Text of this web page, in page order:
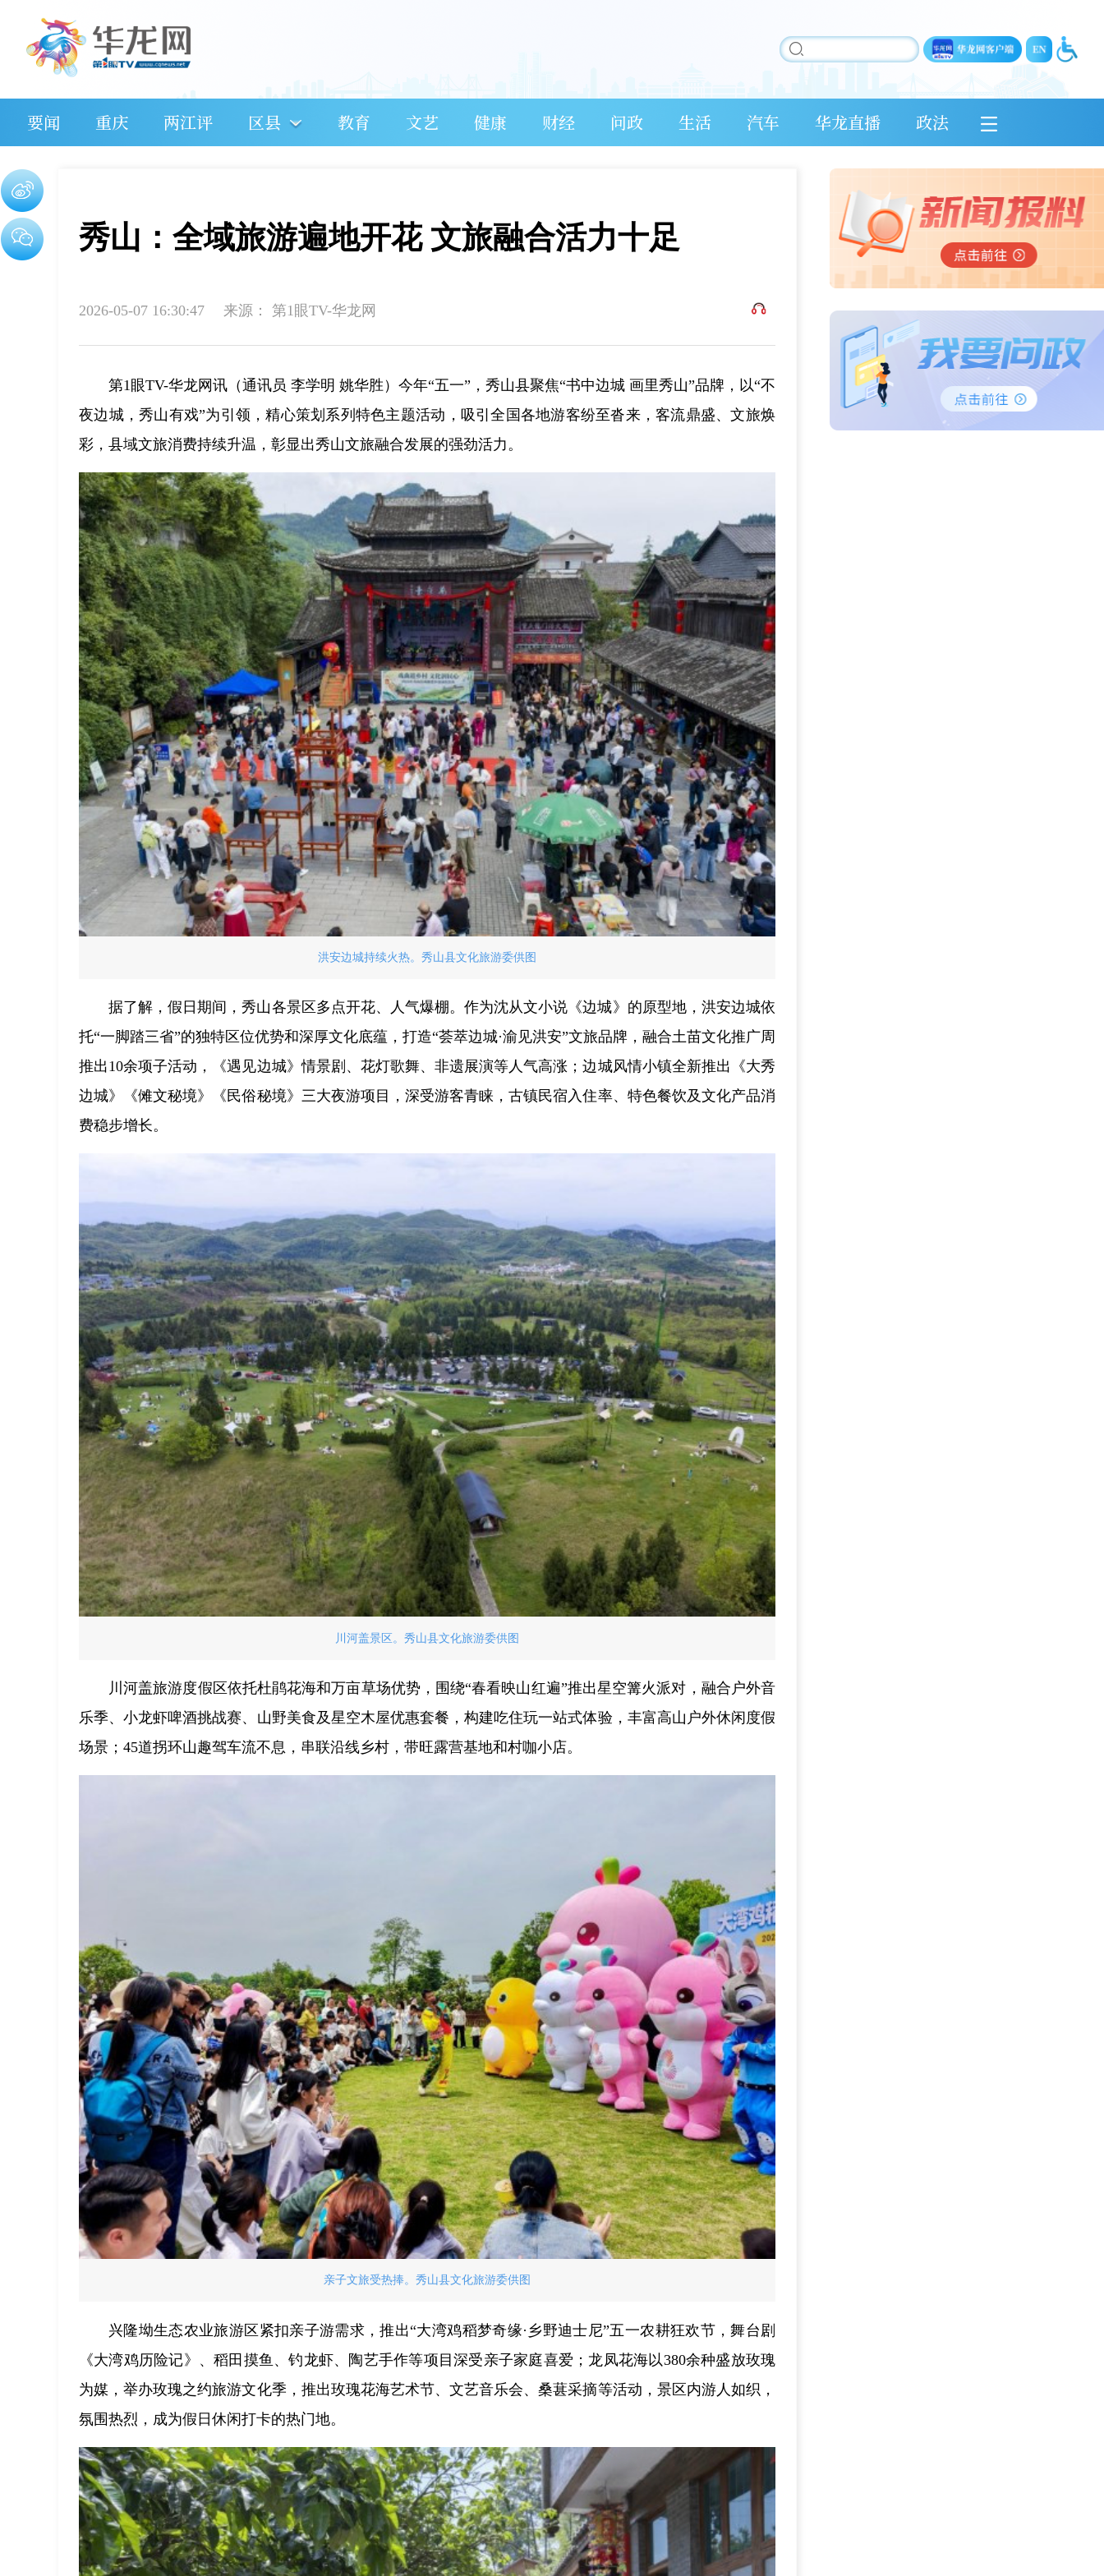
要闻 重庆 两江评 区县 教育 文艺 健康 财经 问政 生活 汽车 华龙直播 政法
秀山：全域旅游遍地开花 文旅融合活力十足
2026-05-07 16:30:47 来源： 第1眼TV-华龙网
第1眼TV-华龙网讯（通讯员 李学明 姚华胜）今年“五一”，秀山县聚焦“书中边城 画里秀山”品牌，以“不
夜边城，秀山有戏”为引领，精心策划系列特色主题活动，吸引全国各地游客纷至沓来，客流鼎盛、文旅焕
彩，县域文旅消费持续升温，彰显出秀山文旅融合发展的强劲活力。
洪安边城持续火热。秀山县文化旅游委供图
据了解，假日期间，秀山各景区多点开花、人气爆棚。作为沈从文小说《边城》的原型地，洪安边城依
托“一脚踏三省”的独特区位优势和深厚文化底蕴，打造“荟萃边城·渝见洪安”文旅品牌，融合土苗文化推广周
推出10余项子活动，《遇见边城》情景剧、花灯歌舞、非遗展演等人气高涨；边城风情小镇全新推出《大秀
边城》《傩文秘境》《民俗秘境》三大夜游项目，深受游客青睐，古镇民宿入住率、特色餐饮及文化产品消
费稳步增长。
川河盖景区。秀山县文化旅游委供图
川河盖旅游度假区依托杜鹃花海和万亩草场优势，围绕“春看映山红遍”推出星空篝火派对，融合户外音
乐季、小龙虾啤酒挑战赛、山野美食及星空木屋优惠套餐，构建吃住玩一站式体验，丰富高山户外休闲度假
场景；45道拐环山趣驾车流不息，串联沿线乡村，带旺露营基地和村咖小店。
亲子文旅受热捧。秀山县文化旅游委供图
兴隆坳生态农业旅游区紧扣亲子游需求，推出“大湾鸡稻梦奇缘·乡野迪士尼”五一农耕狂欢节，舞台剧
《大湾鸡历险记》、稻田摸鱼、钓龙虾、陶艺手作等项目深受亲子家庭喜爱；龙凤花海以380余种盛放玫瑰
为媒，举办玫瑰之约旅游文化季，推出玫瑰花海艺术节、文艺音乐会、桑葚采摘等活动，景区内游人如织，
氛围热烈，成为假日休闲打卡的热门地。